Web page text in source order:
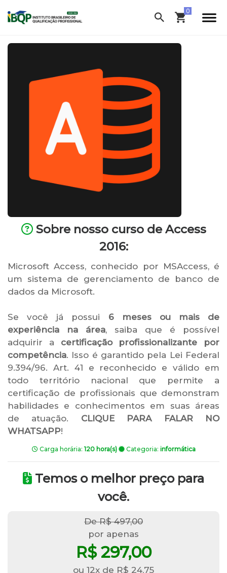
Sobre nosso curso de Access
2016:
Microsoft Access, conhecido por MSAccess, é
um sistema de gerenciamento de banco de
dados da Microsoft.
Se você já possui 6 meses ou mais de
experiência na área, saiba que é possível
adquirir a certificação profissionalizante por
competência. Isso é garantido pela Lei Federal
9.394/96. Art. 41 e reconhecido e válido em
todo território nacional que permite a
certificação de profissionais que demonstram
habilidades e conhecimentos em suas áreas
de atuação. CLIQUE PARA FALAR NO
WHATSAPP!
Carga horária: 120 hora(s) Categoria: informática
Temos o melhor preço para
você.
De R$ 497,00
por apenas
R$ 297,00
ou 12x de R$ 24,75